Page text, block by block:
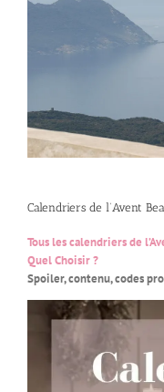
Calendriers de l’Avent
Tous les calendriers de
Quel Choisir ?
Spoiler, contenu, codes